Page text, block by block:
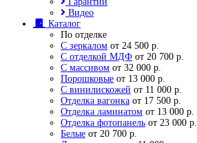
Видео
Каталог
По отделке
С зеркалом от 24 500 р.
С отделкой МДФ от 20 700 р.
С массивом от 32 000 р.
Порошковые от 13 000 р.
С винилискожей от 11 000 р.
Отделка вагонка от 17 500 р.
Отделка ламинатом от 13 000 р.
Отделка фотопанель от 23 000 р.
Белые от 20 700 р.